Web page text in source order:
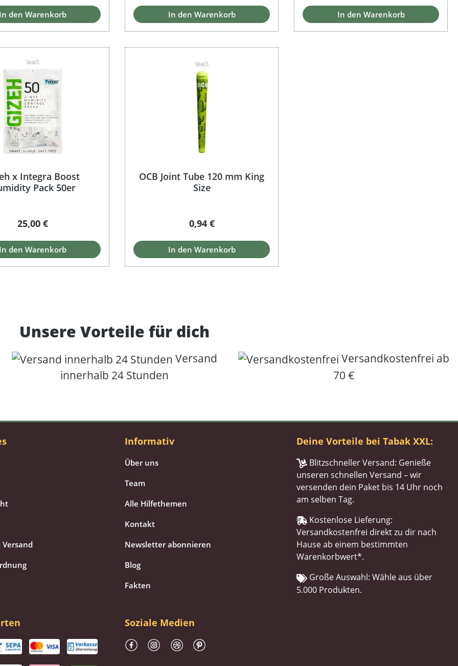
den Warenkorb In den Warenkorb In den Warenkorb
x Integra Boost
Pack 50er
Regulärer Preis:
25,00 €
den Warenkorb
OCB Joint Tube 120 mm King
Size
Regulärer Preis:
0,94 €
In den Warenkorb
Unsere Vorteile für dich
Versand
innerhalb 24 Stunden
Versandkostenfrei ab
70 €
Informativ
Über uns
Team
Alle Hilfethemen
Kontakt
Newsletter abonnieren
Blog
Fakten
Deine Vorteile bei Tabak XXL:
Blitzschneller Versand: Genieße
unseren schnellen Versand – wir
versenden dein Paket bis 14 Uhr noch
am selben Tag.
Kostenlose Lieferung:
Versandkostenfrei direkt zu dir nach
Hause ab einem bestimmten
Warenkorbwert*.
Große Auswahl: Wähle aus über
5.000 Produkten.
Soziale Medien